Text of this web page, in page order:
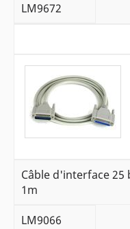
LM9672
Câble d'interface 25
1m
LM9066